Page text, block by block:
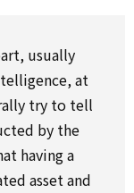
usually
at
try to tell
by the
having a
assetand